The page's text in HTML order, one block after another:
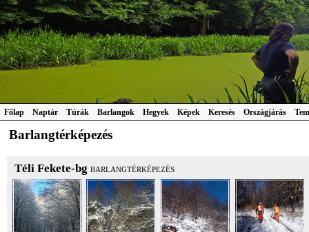
Főlap Naptár Túrák Barlangok Hegyek Képek Keresés Országjárás
Barlangtérképezés
Téli Fekete-bg BARLANGTÉRKÉPEZÉS